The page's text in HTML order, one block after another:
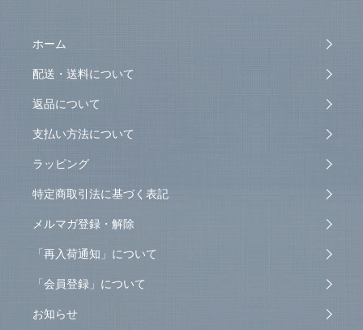
ホーム
配送・送料について
返品について
支払い方法について
ラッピング
特定商取引法に基づく表記
メルマガ登録・解除
「再入荷通知」について
「会員登録」について
お知らせ